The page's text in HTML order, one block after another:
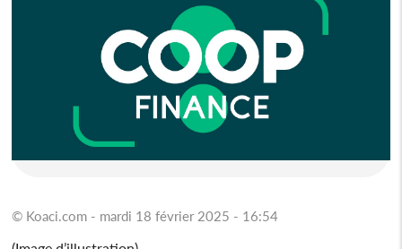
© Koaci.com - mardi 18 février 2025 - 16:54